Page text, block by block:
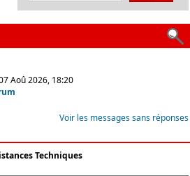
Aoû 2026, 18:20
Voir les messages sans réponses
Techniques